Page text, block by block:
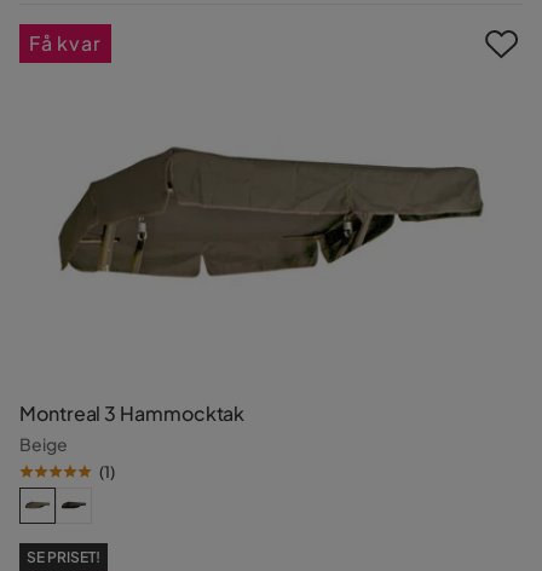
Montreal 3 Hammocktak
Beige
(1)
SE PRISET!
Få kvar